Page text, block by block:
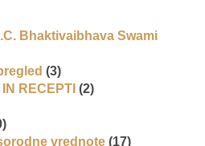
21 24
Bhaktivaibhava Swami
(3)
RECEPTI (2)
vrednote (17)